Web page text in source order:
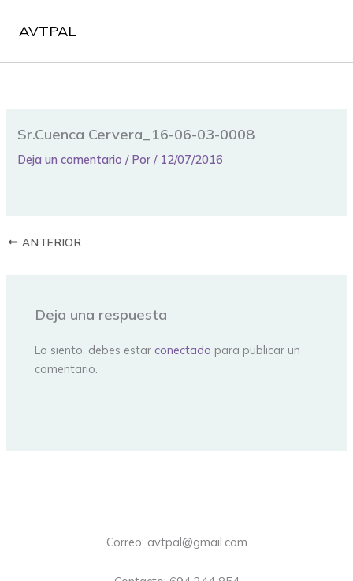
AVTPAL
Sr.Cuenca Cervera_16-06-03-0008
Deja un comentario / Por/ 12/07/2016
ANTERIOR
Deja una respuesta
Lo siento, debes estar conectado para publicar un
comentario.
Correo: avtpal@gmail.com